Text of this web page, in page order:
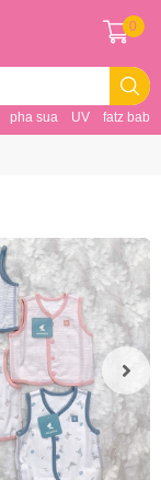
pha sua UV fatz baby
0